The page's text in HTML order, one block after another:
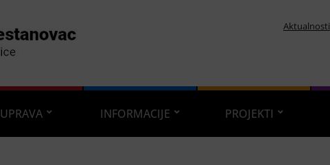
Aktualnosti
UPRAVA INFORMACIJE PROJEKTI